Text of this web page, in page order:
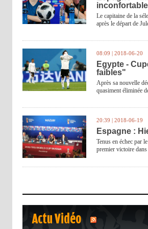
Le capitaine de la
après le départ de
08:09 | 2018-06-20
Egypte -
faibles"
Après sa nouvelle
quasiment éliminée
20:39 | 2018-06-19
Espagne :
Tenus en échec par
premier victoire
Actu Vidéo
1 2